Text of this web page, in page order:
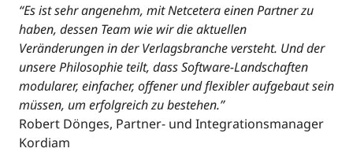
“Es ist sehr angenehm, mit Netcetera einen Partner zu
haben, dessen Team wie wir die aktuellen
Veränderungen in der Verlagsbranche versteht. Und der
unsere Philosophie teilt, dass Software-Landschaften
modularer, einfacher, offener und flexibler aufgebaut sein
müssen, um erfolgreich zu bestehen.”
Robert Dönges, Partner- und Integrationsmanager
Kordiam